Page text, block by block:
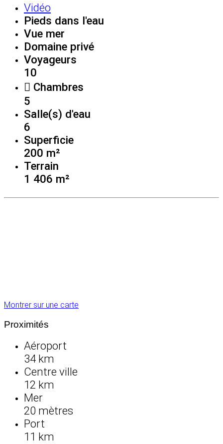
Vidéo
Pieds dans l'eau
Vue mer
Domaine privé
Voyageurs
10
Chambres
5
Salle(s) d'eau
6
Superficie
200 m²
Terrain
1 406 m²
Montrer sur une carte
Proximités
Aéroport
34 km
Centre ville
12 km
Mer
20 mètres
Port
11 km